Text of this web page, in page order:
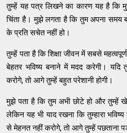
तुम्हें यह पत्र लिखने का कारण यह है कि
चिंता है। मुझे लगता है कि तुम अपना समय
के प्रति सचेत नहीं हो।
तुम्हें पता है कि शिक्षा जीवन में सबसे
बेहतर भविष्य बनाने में मदद करेगी।
करोगे, तो आगे तुम्हें बहुत परेशानी होगी।
मुझे पता है कि तुम अभी छोटे हो और तुम्हें
लेकिन यह भी याद रखना कि तुम्हारा
से मेहनत नहीं करोगे, तो आगे तुम्हें पछताना